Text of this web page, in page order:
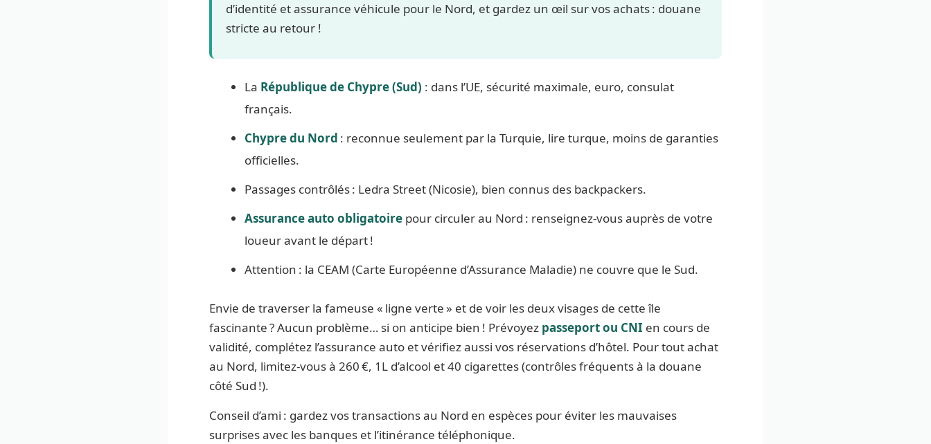
d’identité et assurance véhicule pour le Nord, et gardez un œil sur vos achats : douane
stricte au retour !
La République de Chypre (Sud) : dans l’UE, sécurité maximale, euro, consulat
français.
Chypre du Nord : reconnue seulement par la Turquie, lire turque, moins de garanties
officielles.
Passages contrôlés : Ledra Street (Nicosie), bien connus des backpackers.
Assurance auto obligatoire pour circuler au Nord : renseignez-vous auprès de votre
loueur avant le départ !
Attention : la CEAM (Carte Européenne d’Assurance Maladie) ne couvre que le Sud.
Envie de traverser la fameuse « ligne verte » et de voir les deux visages de cette île
fascinante ? Aucun problème… si on anticipe bien ! Prévoyez passeport ou CNI en cours de
validité, complétez l’assurance auto et vérifiez aussi vos réservations d’hôtel. Pour tout achat
au Nord, limitez-vous à 260 €, 1L d’alcool et 40 cigarettes (contrôles fréquents à la douane
côté Sud !).
Conseil d’ami : gardez vos transactions au Nord en espèces pour éviter les mauvaises
surprises avec les banques et l’itinérance téléphonique.